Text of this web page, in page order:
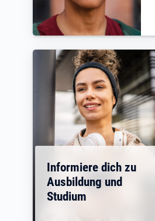
Informiere dich zu
Ausbildung und
Studium